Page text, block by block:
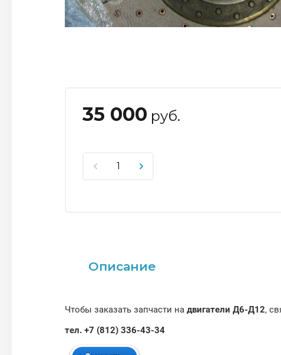
35 000 руб.
Описание
Чтобы заказать запчасти на двигатели Д6-Д12,
тел. +7 (812) 336-43-34